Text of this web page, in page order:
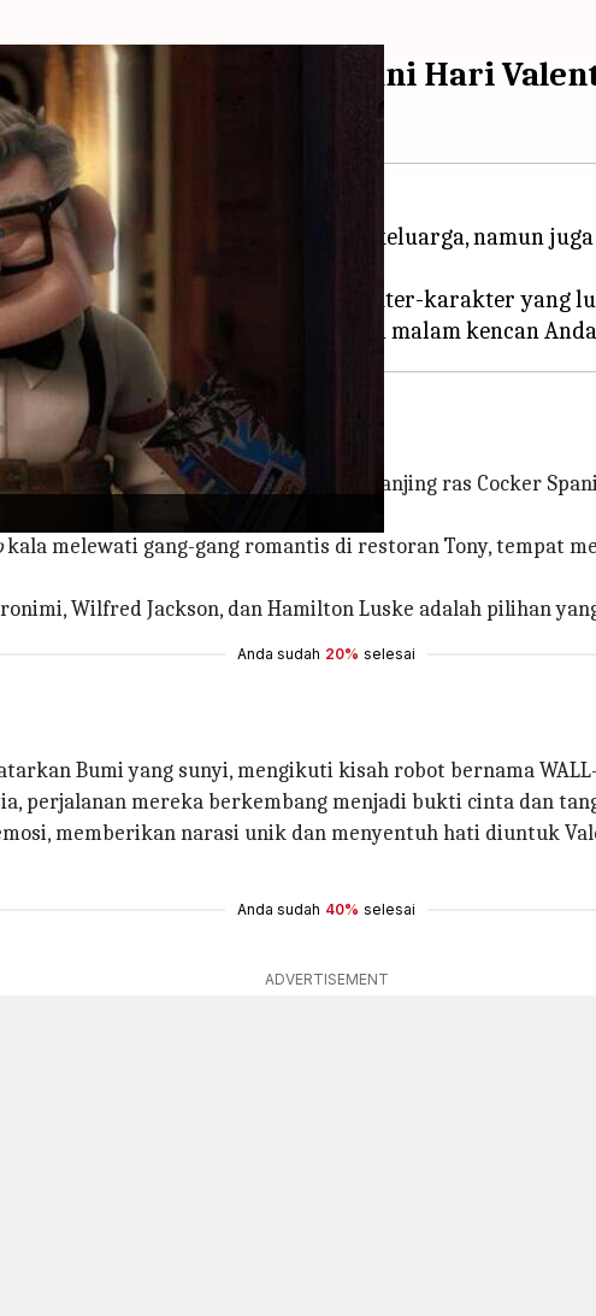
Terbaik Untuk Menemani Hari
Anda bukan sekadar tontonan keluarga, namun
dan banyak kebahagiaan.
penuh rasa cinta, di mana ada karakter-karakter yang
dengan kisah cinta abadi antara anjing ras Cocker
kala melewati gang-gang romantis di restoran Tony, tempat
Wilfred Jackson, dan Hamilton Luske adalah pilihan
Anda sudah 20% selesai
Bumi yang sunyi, mengikuti kisah robot bernama WALL-
perjalanan mereka berkembang menjadi bukti cinta dan
memberikan narasi unik dan menyentuh hati diuntuk
Anda sudah 40% selesai
ADVERTISEMENT